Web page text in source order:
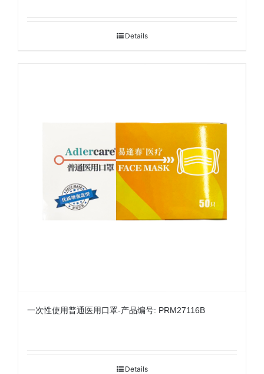
Details
一次性使用普通医用口罩-产品编号: PRM27116B
Details